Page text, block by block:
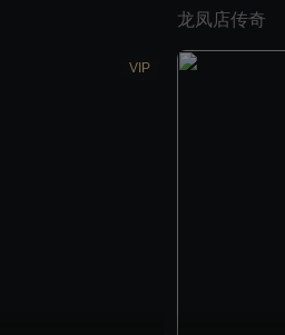
龙凤店传奇
VIP